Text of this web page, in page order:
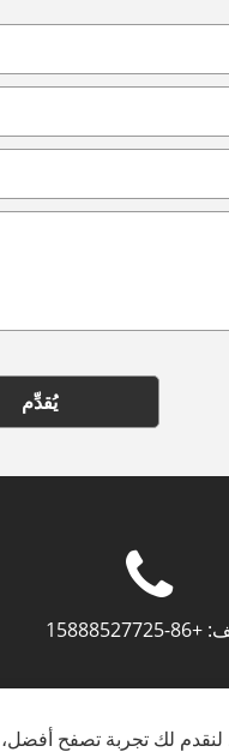
يُقدِّم
+86-15888527725
لك تجربة تصفح